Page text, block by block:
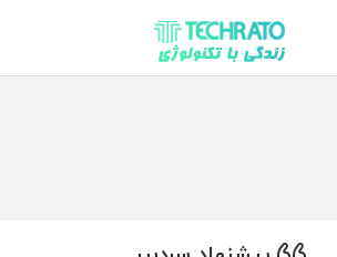
تکراتو – زندگی با تکنولوژی